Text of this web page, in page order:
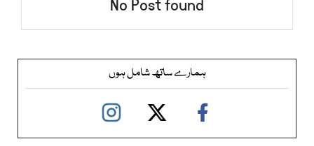
No Post found
ہمارے ساتھ شامل ہوں